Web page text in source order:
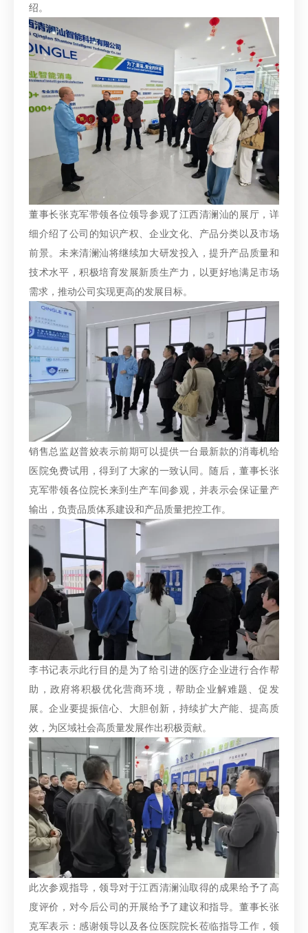
绍。
董事长张克军带领各位领导参观了江西清澜汕的展厅，详
细介绍了公司的知识产权、企业文化、产品分类以及市场
前景。未来清澜汕将继续加大研发投入，提升产品质量和
技术水平，积极培育发展新质生产力，以更好地满足市场
需求，推动公司实现更高的发展目标。
销售总监赵普姣表示前期可以提供一台最新款的消毒机给
医院免费试用，得到了大家的一致认同。随后，董事长张
克军带领各位院长来到生产车间参观，并表示会保证量产
输出，负责品质体系建设和产品质量把控工作。
李书记表示此行目的是为了给引进的医疗企业进行合作帮
助，政府将积极优化营商环境，帮助企业解难题、促发
展。企业要提振信心、大胆创新，持续扩大产能、提高质
效，为区域社会高质量发展作出积极贡献。
此次参观指导，领导对于江西清澜汕取得的成果给予了高
度评价，对今后公司的开展给予了建议和指导。董事长张
克军表示：感谢领导以及各位医院院长莅临指导工作，领